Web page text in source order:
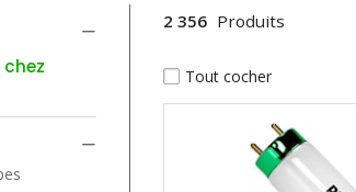
2 356 Produits
Tout cocher